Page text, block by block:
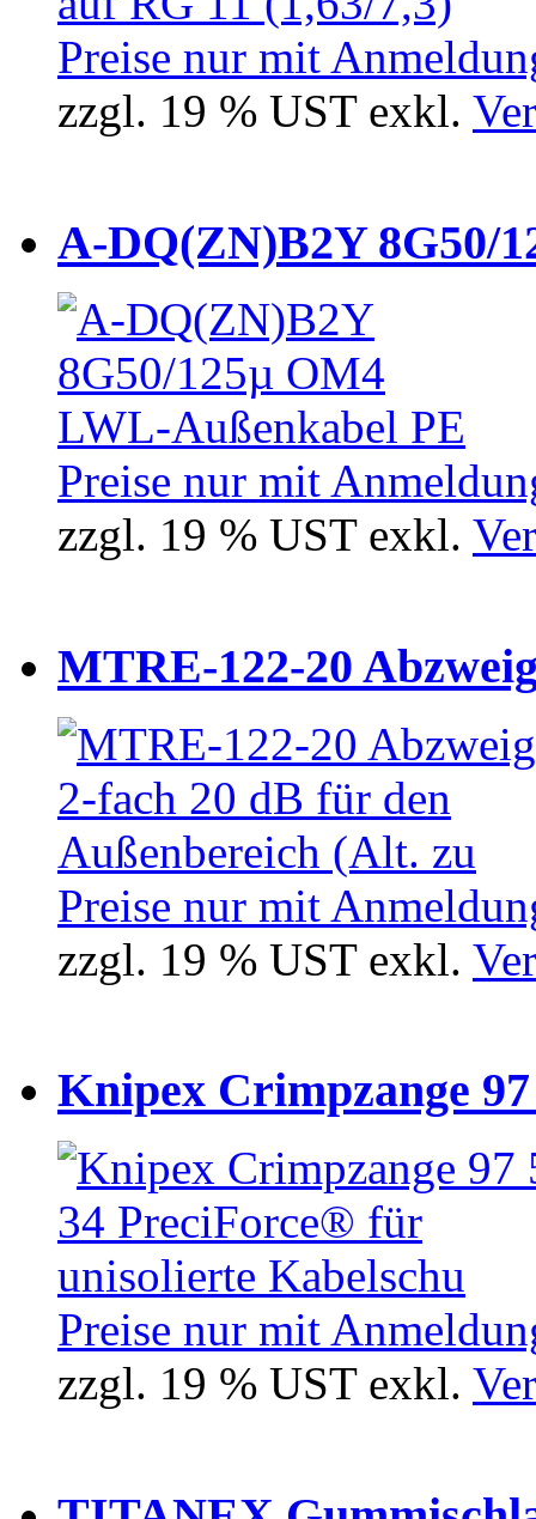
Preise nur mit
zzgl. 19 % UST exkl.
A-DQ(ZN)B2Y 8G50/
Preise nur mit
zzgl. 19 % UST exkl.
MTRE-122-20
Preise nur mit
zzgl. 19 % UST exkl.
Knipex Crimpzange 97
Preise nur mit
zzgl. 19 % UST exkl.